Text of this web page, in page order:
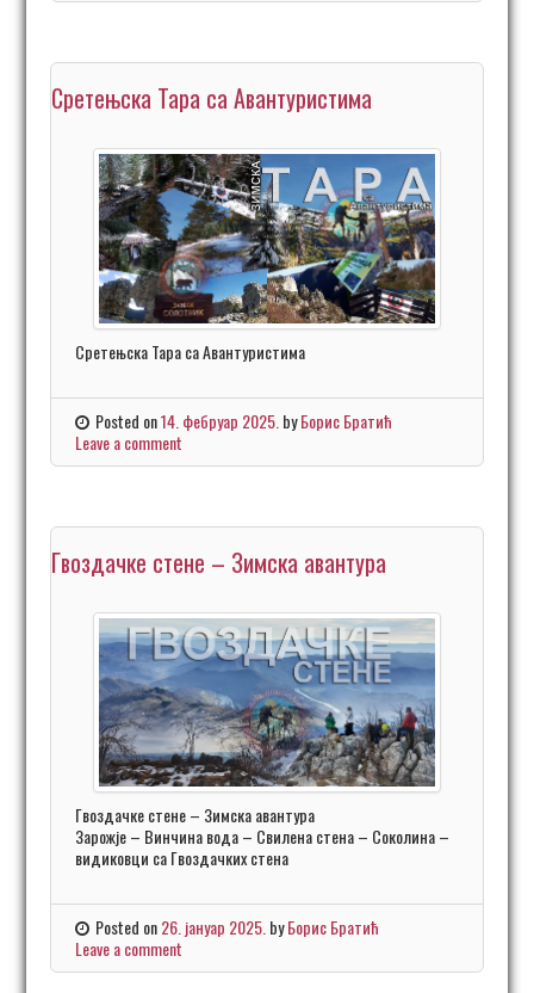
Сретењска Тара са Авантуристима
Сретењска Тара са Авантуристима
Posted on14. фебруар 2025. byБорис Братић
Leave a comment
Гвоздачке стене – Зимска авантура
Гвоздачке стене – Зимска авантура
Зарожје – Винчина вода – Свилена стена – Соколина –
видиковци са Гвоздачких стена
Posted on26. јануар 2025. byБорис Братић
Leave a comment